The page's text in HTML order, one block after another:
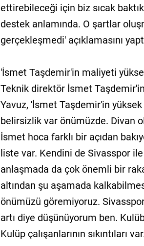
ettirebileceği için biz sıcak
destek anlamında. O şartlar
gerçekleşmedi' açıklamasını
'İsmet Taşdemir'in maliyeti
Teknik direktör İsmet
Yavuz, 'İsmet Taşdemir'in
belirsizlik var önümüzde. Divan
İsmet hoca farklı bir açıdan
liste var. Kendini de Sivasspor
anlaşmada da çok önemli bir
altından şu aşamada
önümüzü göremiyoruz.
artı diye düşünüyorum ben.
Kulüp çalışanlarının sıkıntıları